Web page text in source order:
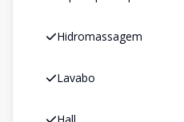
Hidromassagem
Lavabo